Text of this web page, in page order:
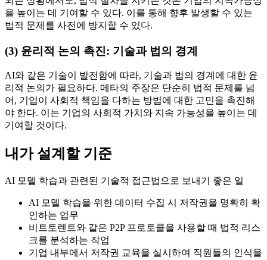
을 높이는 데 기여할 수 있다. 이를 통해 향후 발생할 수 있는
법적 문제를 사전에 방지할 수 있다.
(3) 윤리적 논의 촉진: 기술과 법의 경계
AI와 같은 기술이 발전함에 따라, 기술과 법의 경계에 대한 윤
리적 논의가 필요하다. 메타의 주장은 단순히 법적 문제를 넘
어, 기업이 사회적 책임을 다하는 방법에 대한 고민을 촉진해
야 한다. 이는 기업의 사회적 가치와 지속 가능성을 높이는 데
기여할 것이다.
내가 설계할 기준
AI 모델 학습과 관련된 기술적 접근법으로 보내기 좋은 일
AI 모델 학습을 위한 데이터 수집 시 저작권을 명확히 확
인하는 업무
비트토렌트와 같은 P2P 프로토콜을 사용할 때 법적 리스
크를 분석하는 작업
기업 내부에서 저작권 교육을 실시하여 직원들의 인식을